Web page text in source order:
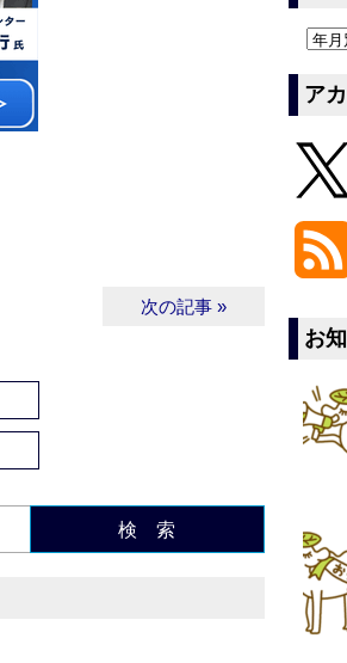
次の記事 »
検 索
ア
お